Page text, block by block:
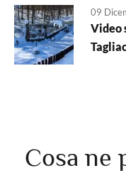
09
Video
Cosa ne